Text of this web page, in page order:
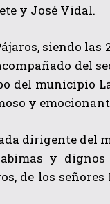
y José Vidal.
siendo
del
del municipio
y
dirigente del
y
de los señores